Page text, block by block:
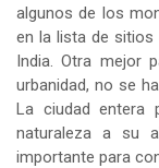
algunos de los
en la lista de sitios
India. Otra mejor
urbanidad, no se
La ciudad entera
naturaleza a su
importante para